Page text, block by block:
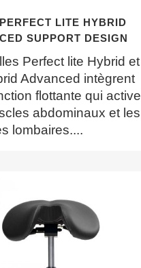
LITE HYBRID
SUPPORT DESIGN
Perfect lite Hybrid et
Advanced intègrent
flottante qui active
abdominaux et les
lombaires....